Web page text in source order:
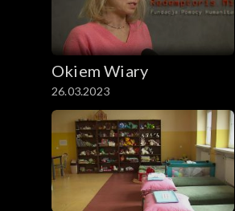
Okiem Wiary
26.03.2023